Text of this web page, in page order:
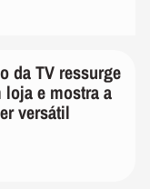
da TV ressurge
e mostra a
versátil